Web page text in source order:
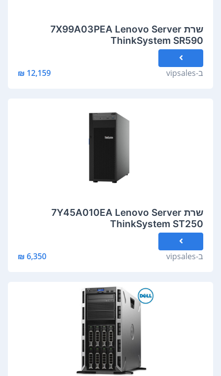
שרת 7X99A03PEA Lenovo Server
ThinkSystem SR590
ב-vipsales
12,159 ₪
שרת 7Y45A010EA Lenovo Server
ThinkSystem ST250
ב-vipsales
6,350 ₪